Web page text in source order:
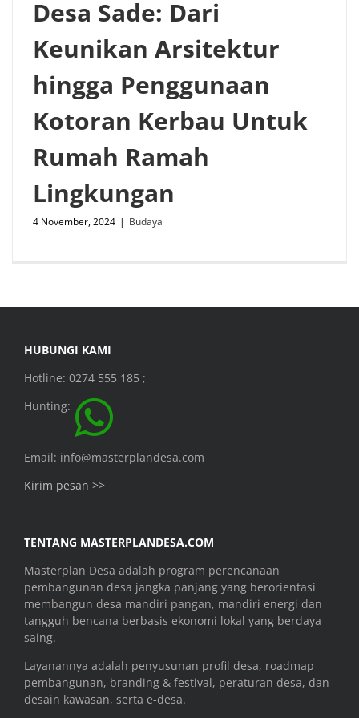
Desa Sade: Dari
Keunikan Arsitektur
hingga Penggunaan
Kotoran Kerbau Untuk
Rumah Ramah
Lingkungan
4 November, 2024 | Budaya
HUBUNGI KAMI
Hotline: 0274 555 185 ;
Hunting:
Email: info@masterplandesa.com
Kirim pesan >>
TENTANG MASTERPLANDESA.COM
Masterplan Desa adalah program perencanaan
pembangunan desa jangka panjang yang berorientasi
membangun desa mandiri pangan, mandiri energi dan
tangguh bencana berbasis ekonomi lokal yang berdaya
saing.
Layanannya adalah penyusunan profil desa, roadmap
pembangunan, branding & festival, peraturan desa, dan
desain kawasan, serta e-desa.